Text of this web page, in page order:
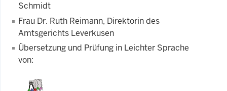
Schmidt
Frau Dr. Ruth Reimann, Direktorin des
Amtsgerichts Leverkusen
Übersetzung und Prüfung in Leichter Sprache
von: